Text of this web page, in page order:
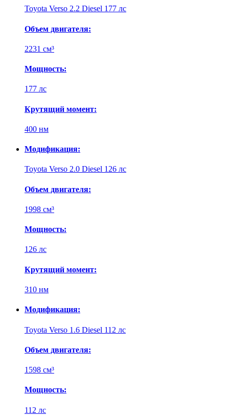
Toyota Verso 2.2 Diesel 177 лс
Объем двигателя:
2231 см³
Мощность:
177 лс
Крутящий момент:
400 нм
Модификация:
Toyota Verso 2.0 Diesel 126 лс
Объем двигателя:
1998 см³
Мощность:
126 лс
Крутящий момент:
310 нм
Модификация:
Toyota Verso 1.6 Diesel 112 лс
Объем двигателя:
1598 см³
Мощность:
112 лс